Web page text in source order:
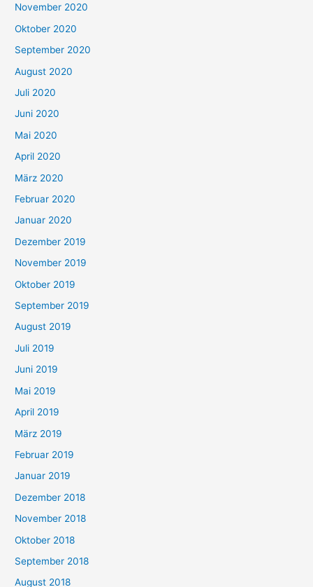
November 2020
Oktober 2020
September 2020
August 2020
Juli 2020
Juni 2020
Mai 2020
April 2020
März 2020
Februar 2020
Januar 2020
Dezember 2019
November 2019
Oktober 2019
September 2019
August 2019
Juli 2019
Juni 2019
Mai 2019
April 2019
März 2019
Februar 2019
Januar 2019
Dezember 2018
November 2018
Oktober 2018
September 2018
August 2018